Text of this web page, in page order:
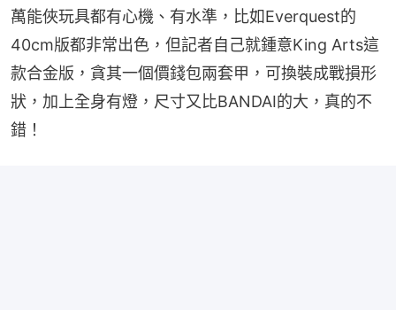
萬能俠玩具都有心機、有水準，比如Everquest的
40cm版都非常出色，但記者自己就鍾意King Arts這
款合金版，貪其一個價錢包兩套甲，可換裝成戰損形
狀，加上全身有燈，尺寸又比BANDAI的大，真的不
錯！